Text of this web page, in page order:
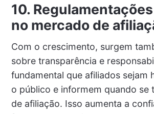
10.
no mercado de
Com o crescimento, surgem
sobre transparência e
fundamental que afiliados sejam
o público e informem quando se
de afiliação. Isso aumenta a